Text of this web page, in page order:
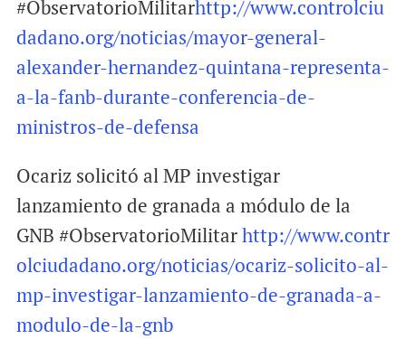
#ObservatorioMilitarhttp://www.controlciu
dadano.org/noticias/mayor-general-
alexander-hernandez-quintana-representa-
a-la-fanb-durante-conferencia-de-
ministros-de-defensa
Ocariz solicitó al MP investigar
lanzamiento de granada a módulo de la
GNB #ObservatorioMilitarhttp://www.contr
olciudadano.org/noticias/ocariz-solicito-al-
mp-investigar-lanzamiento-de-granada-a-
modulo-de-la-gnb